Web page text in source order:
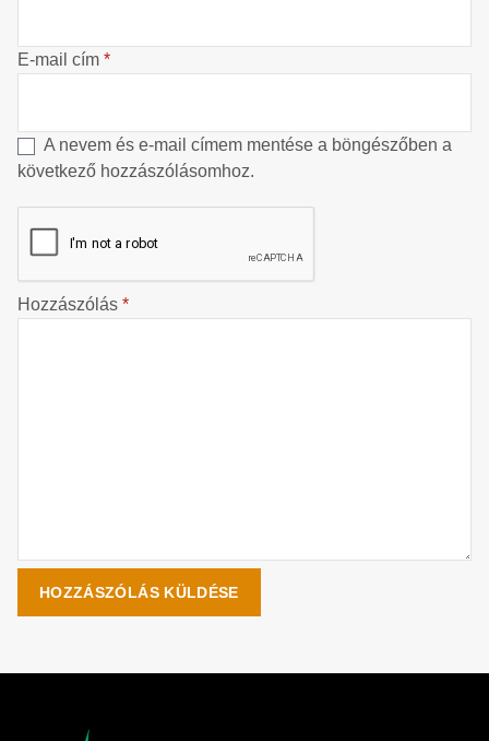
E-mail cím *
A nevem és e-mail címem mentése a böngészőben a
következő hozzászólásomhoz.
Hozzászólás *